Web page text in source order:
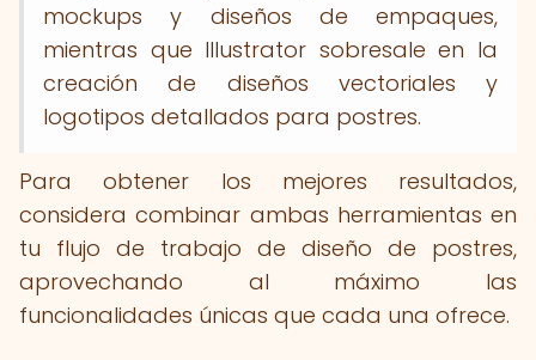
mockups y diseños de empaques,
mientras que Illustrator sobresale en la
creación de diseños vectoriales y
logotipos detallados para postres.
Para obtener los mejores resultados,
considera combinar ambas herramientas en
tu flujo de trabajo de diseño de postres,
aprovechando al máximo las
funcionalidades únicas que cada una ofrece.